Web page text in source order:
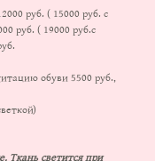
руб. ( 15000 руб. с
руб. ( 19000 руб.с
обуви 5500 руб.,
Ткань светится при